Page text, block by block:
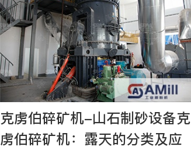
克虏伯碎矿机-山石制砂设备克
虏伯碎矿机：露天的分类及应